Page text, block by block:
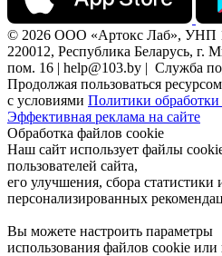
© 2026 ООО «Артокс Лаб», УНП
220012, Республика Беларусь, г.
пом. 16 | help@103.by | Служба
Продолжая пользоваться
с условиями Политики
Эффективная реклама на сайте
Обработка файлов cookie
Наш сайт использует файлы
пользователей сайта,
его улучшения, сбора статистики
персонализированных
Вы можете настроить параметры
использования файлов cookie или